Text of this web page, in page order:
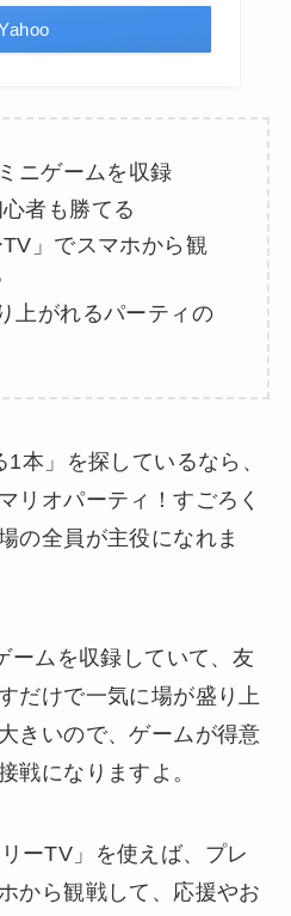
ニゲームを収録
者も勝てる
TV」でスマホから観
上がれるパーティの
1本」を探しているなら、
リオパーティ！すごろく
の全員が主役になれま
ームを収録していて、友
だけで一気に場が盛り上
きいので、ゲームが得意
戦になりますよ。
ーTV」を使えば、プレ
から観戦して、応援やお